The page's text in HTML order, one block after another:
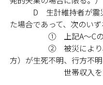
自然環境教育セ
理数教育研究セ
特別支援教育研
D 生計維持者が震災
た場合であって、次のい
① 上記A～Cのい
② 被災により、生
方）が生死不明、行方不
世帯収入を大きく